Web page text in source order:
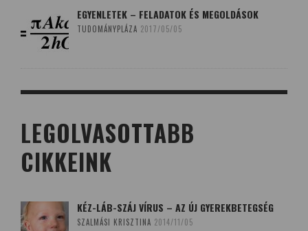
EGYENLETEK – FELADATOK ÉS MEGOLDÁSOK
TUDOMÁNYPLÁZA 2017/05/05
LEGOLVASOTTABB
CIKKEINK
KÉZ-LÁB-SZÁJ VÍRUS – AZ ÚJ GYEREKBETEGSÉG
SZALMÁSI KRISZTINA 2014/11/05